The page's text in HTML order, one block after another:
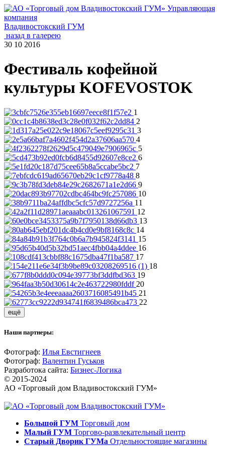
Управляющая
компания
Владивостокский ГУМ
назад в галерею
30 10 2016
Фестиваль кофейной
культуры KOFEVOSTOK
1
2
3
4
5
6
7
8
9
10
11
12
13
14
15
16
17
18
19
20
21
22
ещё
Наши партнеры:
Фотограф: Илья Евстигнеев
Фотограф: Валентин Гуськов
Разработока сайта: Бизнес-Логика
© 2015-2024
АО «Торговый дом Владивостокский ГУМ»
Большой ГУМ Торговый дом
Малый ГУМ Торгово-развлекательный центр
Старый Дворик ГУМа Отдельностоящие магазины